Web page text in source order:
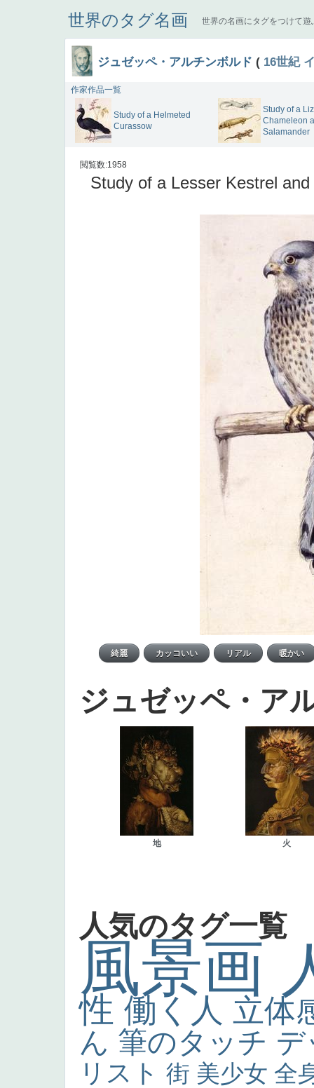
世界のタグ名画 世界の名画にタグをつけて遊
ジュゼッペ・アルチンボルド ( 16世紀
作家作品一覧
Study of a Helmeted
Curassow
Study of a
Chameleon
Salamander
閲覧数:1958
Study of a Lesser Kestrel
ジュゼッペ・ア
地 火
人気のタグ一覧
風景画
性 働く人 立体
ん 筆のタッチ
リスト 街 美少女 全